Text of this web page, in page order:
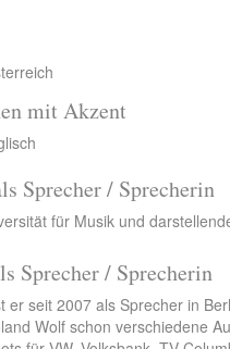
mit Akzent
Sprecher / Sprecherin
für Musik und
Sprecher / Sprecherin
er seit 2007 als Sprecher in
Wolf schon verschiedene